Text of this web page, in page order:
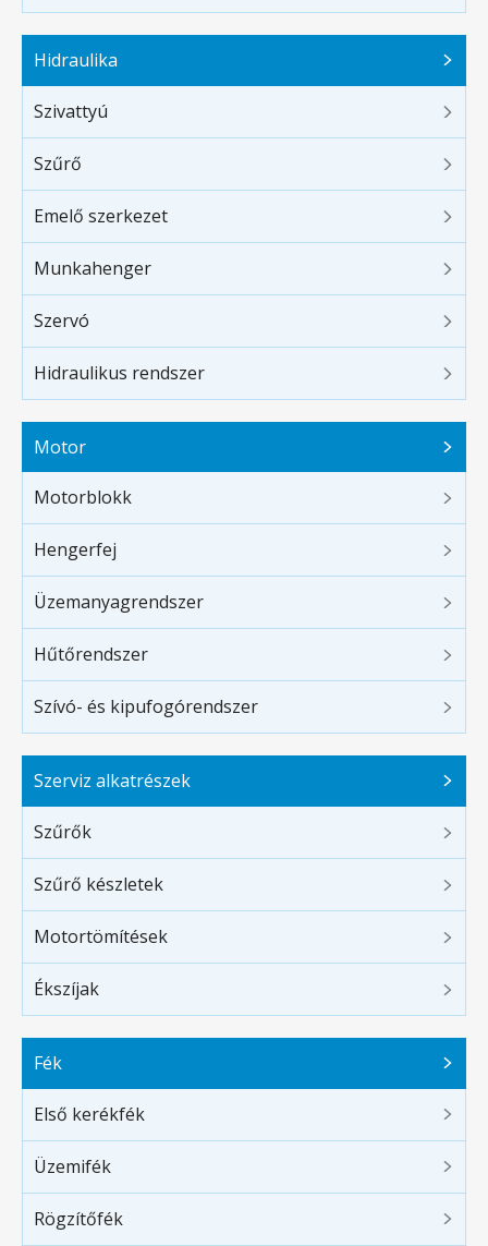
Hidraulika
Szivattyú
Szűrő
Emelő szerkezet
Munkahenger
Szervó
Hidraulikus rendszer
Motor
Motorblokk
Hengerfej
Üzemanyagrendszer
Hűtőrendszer
Szívó- és kipufogórendszer
Szerviz alkatrészek
Szűrők
Szűrő készletek
Motortömítések
Ékszíjak
Fék
Első kerékfék
Üzemifék
Rögzítőfék